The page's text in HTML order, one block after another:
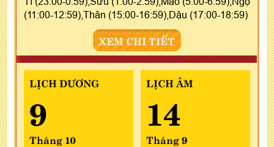
(11:00-12:59),Thân (15:00-16:59),Dậu (17:00-18:59)
XEM CHI TIẾT
LỊCH DƯƠNG
9
Tháng 10
LỊCH ÂM
14
Tháng 9